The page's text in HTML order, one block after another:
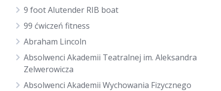
9 foot Alutender RIB boat
99 ćwiczeń fitness
Abraham Lincoln
Absolwenci Akademii Teatralnej im. Aleksandra
Zelwerowicza
Absolwenci Akademii Wychowania Fizycznego